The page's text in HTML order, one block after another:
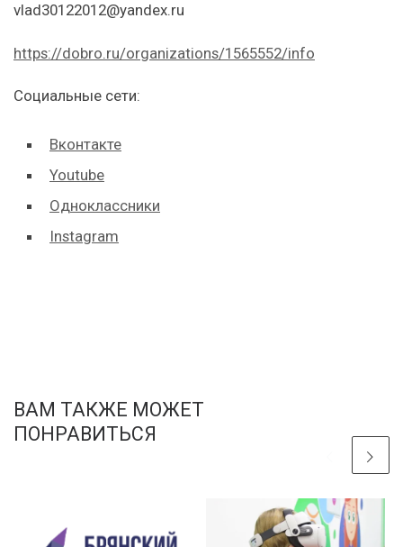
vlad30122012@yandex.ru
https://dobro.ru/organizations/1565552/info
Социальные сети:
Вконтакте
Youtube
Одноклассники
Instagram
ВАМ ТАКЖЕ МОЖЕТ
ПОНРАВИТЬСЯ